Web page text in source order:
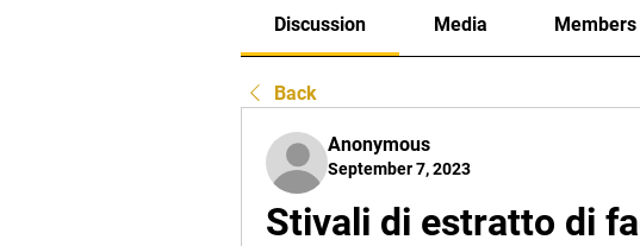
Discussion Media Members
Back
Anonymous
September 7, 2023
Stivali di estratto di